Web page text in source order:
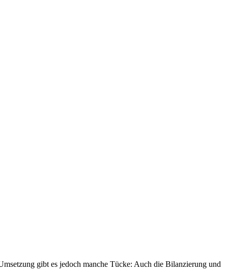
gibt es jedoch manche Tücke: Auch die Bilanzierung und